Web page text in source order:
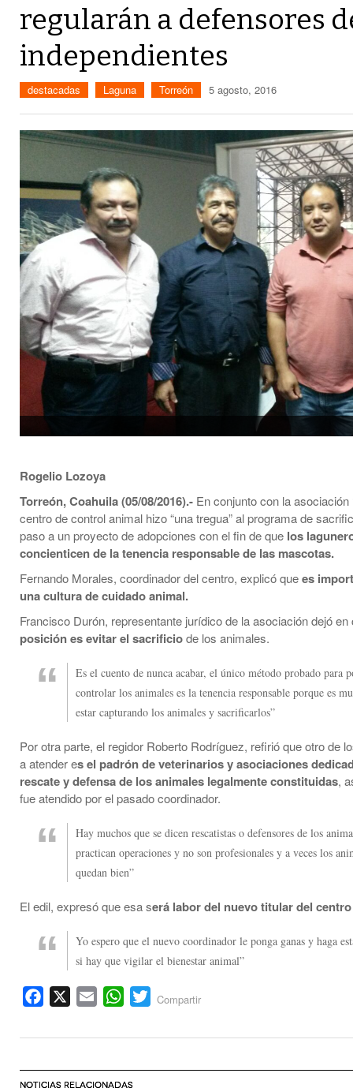
regularán a defensores
independientes
destacadas Laguna Torreón 5 agosto, 2016
Rogelio Lozoya
Torreón, Coahuila (05/08/2016).- En conjunto con la asociación
centro de control animal hizo “una tregua” al programa de
paso a un proyecto de adopciones con el fin de que los
concienticen de la tenencia responsable de las mascotas.
Fernando Morales, coordinador del centro, explicó quees
una cultura de cuidado animal.
Francisco Durón, representante jurídico de la asociación dejó
posición es evitar el sacrificiode los animales.
Es el cuento de nunca acabar, el único método probado para
controlar los animales es la tenencia responsable porque es
estar capturando los animales y sacrificarlos”
Por otra parte, el regidor Roberto Rodríguez, refirió que otro de
a atender es el padrón de veterinarios y asociaciones
rescate y defensa de los animales legalmente constituidas,
fue atendido por el pasado coordinador.
Hay muchos que se dicen rescatistas o defensores de los
practican operaciones y no son profesionales y a veces los
quedan bien”
El edil, expresó que esa será labor del nuevo titular del
Yo espero que el nuevo coordinador le ponga ganas y haga
si hay que vigilar el bienestar animal”
Facebook Email WhatsApp
Twitter
Compartir
NOTICIAS RELACIONADAS